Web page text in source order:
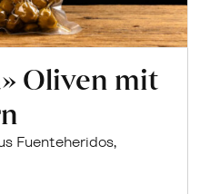
Oliven mit
Fuenteheridos,